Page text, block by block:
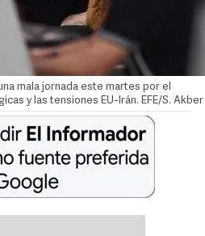
mala jornada este martes por el
y las tensiones EU-Irán. EFE/S. Akber